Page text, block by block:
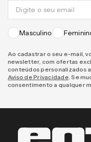
Masculino
Ao cadastrar o seu e-mail,
newsletter, com ofertas
conteúdos personalizados
Aviso de Privacidade . Se
consentimento a qualquer